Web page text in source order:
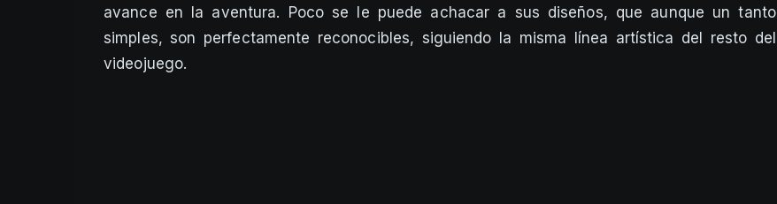
avance en la aventura. Poco se le puede achacar a sus diseños, que aunque un tanto
simples, son perfectamente reconocibles, siguiendo la misma línea artística del resto del
videojuego.